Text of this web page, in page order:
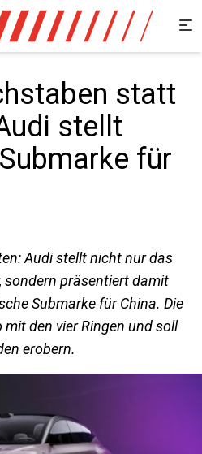
statt
stellt
für
Audi stellt nicht nur das
sondern präsentiert damit
Submarke für China. Die
den vier Ringen und soll
erobern.